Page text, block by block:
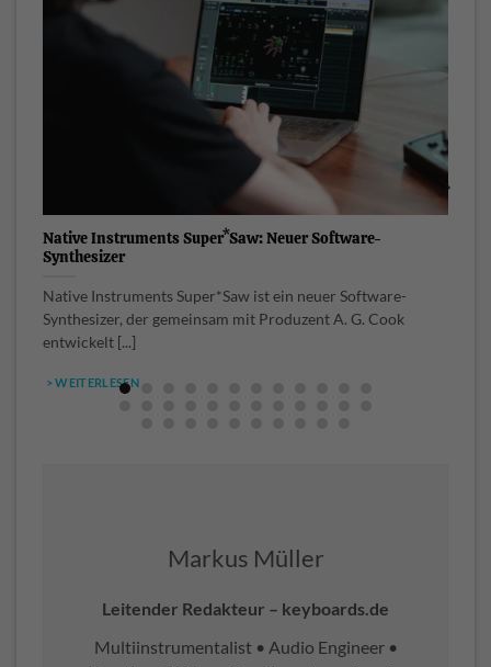
Native Instruments Super*Saw: Neuer Software-
Synthesizer
Native Instruments Super*Saw ist ein neuer Software-
Synthesizer, der gemeinsam mit Produzent A. G. Cook
entwickelt [...]
> WEITERLESEN
Markus Müller
Leitender Redakteur – keyboards.de
Multiinstrumentalist • Audio Engineer •